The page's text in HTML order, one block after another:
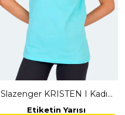
Slazenger KRISTEN I Kadın
V Yaka Açık Yeşil Tişört
Etiketin Yarısı